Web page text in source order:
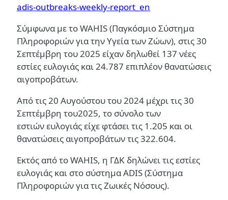
adis-outbreaks-weekly-report_en
Σύμφωνα με το WAHIS (Παγκόσμιο Σύστημα
Πληροφοριών για την Υγεία των Ζώων), στις 30
Σεπτέμβρη του 2025 είχαν δηλωθεί 137 νέες
εστίες ευλογιάς και 24.787 επιπλέον θανατώσεις
αιγοπροβάτων.
Από τις 20 Αυγούστου του 2024 μέχρι τις 30
Σεπτέμβρη του2025, το σύνολο των
εστιών ευλογιάς είχε φτάσει τις 1.205 και οι
θανατώσεις αιγοπροβάτων τις 322.604.
Εκτός από το WAHIS, η ΓΔΚ δηλώνει τις εστίες
ευλογιάς και στο σύστημα ADIS (Σύστημα
Πληροφοριών για τις Ζωικές Νόσους).